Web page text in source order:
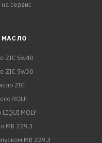
на сервис
ZIC 5w40
ZIC 5w30
ZIC
ROLF
MOLY
MB 229.1
MB 229.3